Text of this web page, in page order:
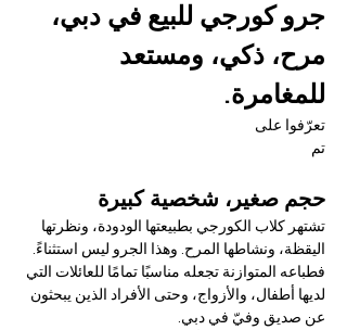
جرو كورجي للبيع في دبي،
مرح، ذكي، ومستعد
للمغامرة.
تعرّفوا على
تم
حجم صغير، شخصية كبيرة
تشتهر كلاب الكورجي بطبيعتها الودودة، ونظرتها
اليقظة، ونشاطها المرح. وهذا الجرو ليس استثناءً.
فطباعه المتوازنة تجعله مناسبًا تمامًا للعائلات التي
لديها أطفال، والأزواج، وحتى الأفراد الذين يبحثون
عن صديق وفيّ في دبي.